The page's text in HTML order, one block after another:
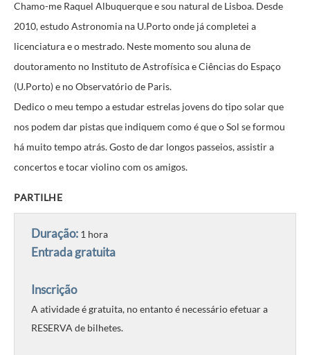
Chamo-me Raquel Albuquerque e sou natural de Lisboa. Desde
2010, estudo Astronomia na U.Porto onde já completei a
licenciatura e o mestrado. Neste momento sou aluna de
doutoramento no Instituto de Astrofísica e Ciências do Espaço
(U.Porto) e no Observatório de Paris.
Dedico o meu tempo a estudar estrelas jovens do tipo solar que
nos podem dar pistas que indiquem como é que o Sol se formou
há muito tempo atrás. Gosto de dar longos passeios, assistir a
concertos e tocar violino com os amigos.
PARTILHE
Duração: 1 hora
Entrada gratuita
Inscrição
A atividade é gratuita, no entanto é necessário efetuar a
RESERVA de bilhetes.